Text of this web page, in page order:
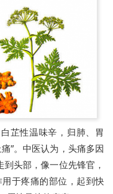
芷性温味辛，归肺、胃
”。中医认为，头痛多因
头部，像一位先锋官，
于疼痛的部位，起到快